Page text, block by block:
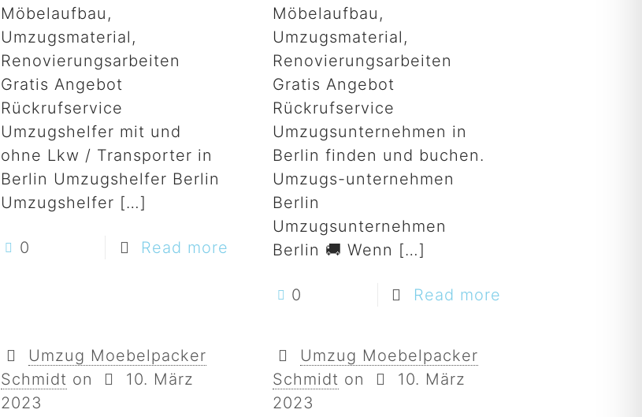
Möbelaufbau,
Umzugsmaterial,
Renovierungsarbeiten
Gratis Angebot
Rückrufservice
Umzugshelfer mit und
ohne Lkw / Transporter in
Berlin Umzugshelfer Berlin
Umzugshelfer […]
0 Read more
Möbelaufbau,
Umzugsmaterial,
Renovierungsarbeiten
Gratis Angebot
Rückrufservice
Umzugsunternehmen in
Berlin finden und buchen.
Umzugs-unternehmen
Berlin
Umzugsunternehmen
Berlin 🚚 Wenn […]
0 Read more
Umzug Moebelpacker
Schmidt on
10. März
2023
Umzug Moebelpacker
Schmidt on
10. März
2023